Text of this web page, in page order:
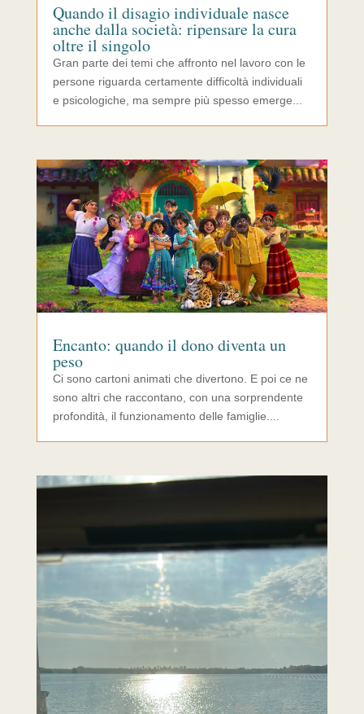
Quando il disagio individuale nasce
anche dalla società: ripensare la cura
oltre il singolo
Gran parte dei temi che affronto nel lavoro con le
persone riguarda certamente difficoltà individuali
e psicologiche, ma sempre più spesso emerge...
Encanto: quando il dono diventa un
peso
Ci sono cartoni animati che divertono. E poi ce ne
sono altri che raccontano, con una sorprendente
profondità, il funzionamento delle famiglie....